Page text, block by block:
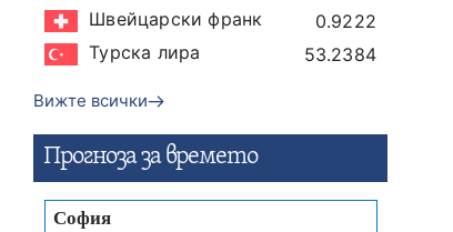
Швейцарски франк
0.9222
Турска лира
53.2384
Вижте всички
Прогнозa за времето